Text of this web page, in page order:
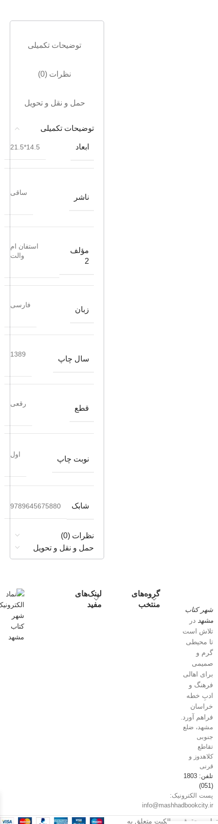
توضیحات تکمیلی
نظرات (0)
حمل و نقل و تحویل
توضیحات تکمیلی
ابعاد 14.5*21.5
ناشر
ساقی
مؤلف
2
استفان ام
والت
زبان
فارسی
سال چاپ
1389
قطع
رقعی
نوبت چاپ
اول
شابک 9789645675880
نظرات (0)
حمل و نقل و تحویل
شهر کتاب
مشهد در
تلاش است
تا محیطی
گرم و
صمیمی
برای اهالی
فرهنگ و
ادبِ خطه
خراسان
فراهم آورد.
مشهد، ضلع
جنوبی
تقاطع
کلاهدوز و
قرنی
تلفن: 1803
(051)
پست الکترونیک:
info@mashhadbookcity.ir
گروه‌های
منتخب
لینک‌های
مفید
تمامی حقوق و مالکیت متعلق به